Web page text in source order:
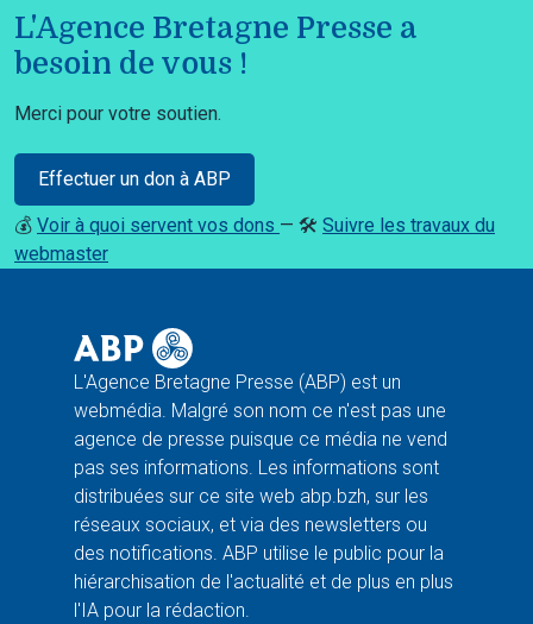
L'Agence Bretagne Presse a
besoin de vous !
Merci pour votre soutien.
Effectuer un don à ABP
💰 Voir à quoi servent vos dons — 🛠️ Suivre les travaux du
webmaster
L'Agence Bretagne Presse (ABP) est un
webmédia. Malgré son nom ce n'est pas une
agence de presse puisque ce média ne vend
pas ses informations. Les informations sont
distribuées sur ce site web abp.bzh, sur les
réseaux sociaux, et via des newsletters ou
des notifications. ABP utilise le public pour la
hiérarchisation de l'actualité et de plus en plus
l'IA pour la rédaction.